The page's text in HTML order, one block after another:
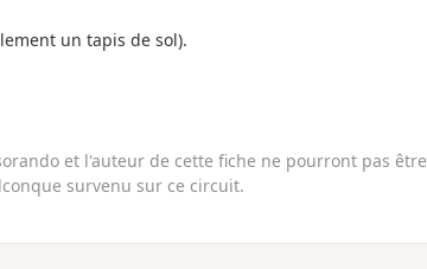
un tapis de sol).
et l'auteur de cette fiche ne pourront pas être
survenu sur ce circuit.